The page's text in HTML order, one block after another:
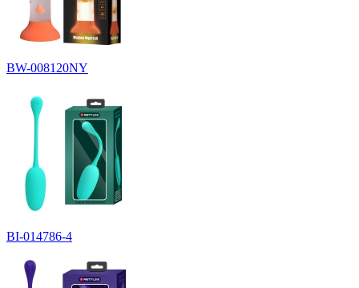
BW-008120NY
BI-014786-4